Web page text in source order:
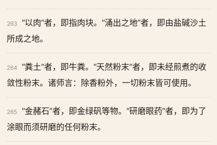
263
“以肉”者，即指肉块。“涌出之地”者，即由盐碱沙土
所成之地。
264
“粪土”者，即牛粪。“天然粉末”者，即未经煎煮的收
敛性粉末。诸师言：除香粉外，一切粉末皆可使用。
265
“金赭石”者，即金绿矾等物。“研磨眼药”者，即为了
涂眼而须研磨的任何粉末。